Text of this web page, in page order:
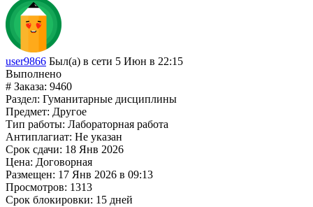
user9866 Был(а) в сети 5 Июн в 22:15
Выполнено
# Заказа: 9460
Раздел: Гуманитарные дисциплины
Предмет: Другое
Тип работы: Лабораторная работа
Антиплагиат: Не указан
Срок сдачи: 18 Янв 2026
Цена: Договорная
Размещен: 17 Янв 2026 в 09:13
Просмотров: 1313
Срок блокировки: 15 дней